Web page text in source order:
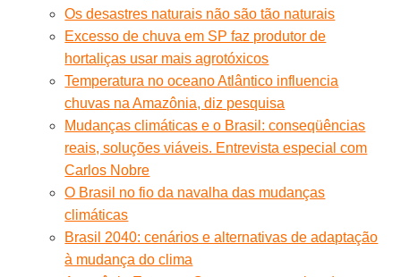
Os desastres naturais não são tão naturais
Excesso de chuva em SP faz produtor de
hortaliças usar mais agrotóxicos
Temperatura no oceano Atlântico influencia
chuvas na Amazônia, diz pesquisa
Mudanças climáticas e o Brasil: conseqüências
reais, soluções viáveis. Entrevista especial com
Carlos Nobre
O Brasil no fio da navalha das mudanças
climáticas
Brasil 2040: cenários e alternativas de adaptação
à mudança do clima